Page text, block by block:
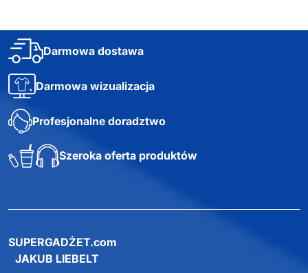
Darmowa dostawa
Darmowa wizualizacja
Profesjonalne doradztwo
Szeroka oferta produktów
SUPERGADŻET.com
JAKUB LIEBELT